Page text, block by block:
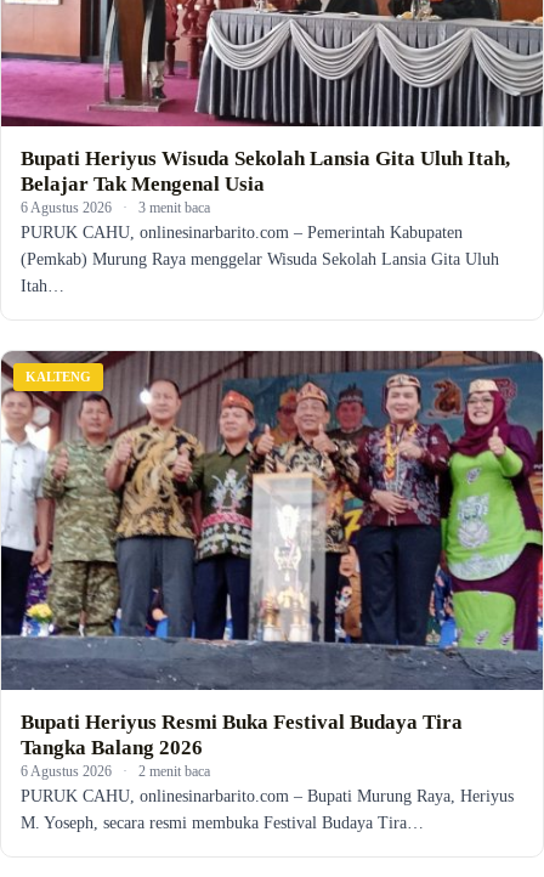
Bupati Heriyus Wisuda Sekolah Lansia Gita Uluh Itah,
Belajar Tak Mengenal Usia
6 Agustus 2026 · 3 menit baca
PURUK CAHU, onlinesinarbarito.com – Pemerintah Kabupaten
(Pemkab) Murung Raya menggelar Wisuda Sekolah Lansia Gita Uluh
Itah…
KALTENG
Bupati Heriyus Resmi Buka Festival Budaya Tira
Tangka Balang 2026
6 Agustus 2026 · 2 menit baca
PURUK CAHU, onlinesinarbarito.com – Bupati Murung Raya, Heriyus
M. Yoseph, secara resmi membuka Festival Budaya Tira…